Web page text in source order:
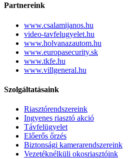
Partnereink
www.csalamijanos.hu
video-tavfelugyelet.hu
www.holvanazautom.hu
www.europasecurity.sk
www.tkfe.hu
www.villgeneral.hu
Szolgáltatásaink
Riasztórendszereink
Ingyenes riasztó akció
Távfelügyelet
Előerős őrzés
Biztonsági kamerarendszereink
Vezetéknélküli okosriasztóink